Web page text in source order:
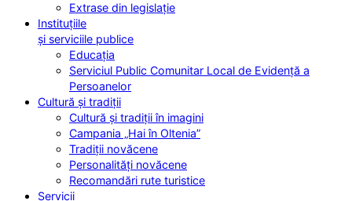
Extrase din legislație
Instituțiile
și serviciile publice
Educația
Serviciul Public Comunitar Local de Evidență a
Persoanelor
Cultură și tradiții
Cultură și tradiții în imagini
Campania „Hai în Oltenia”
Tradiții novăcene
Personalități novăcene
Recomandări rute turistice
Servicii